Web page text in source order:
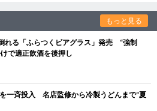
もっと見る
れる「ふらつくビアグラス」発売 “強制
で適正飲酒を後押し
一斉投入 名店監修から冷製うどんまで“夏